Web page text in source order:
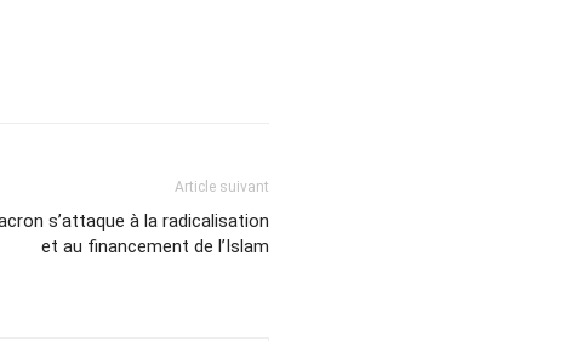
Article suivant
s’attaque à la radicalisation
et au financement de l’Islam